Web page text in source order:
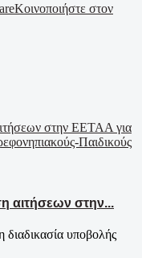
Κοινοποιήστε στον
αιτήσεων στην...
υποβολής